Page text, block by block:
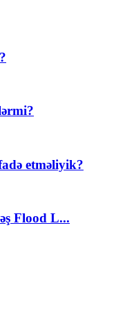
etməliyik?
Flood L...